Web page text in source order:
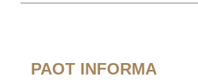
PAOT INFORMA